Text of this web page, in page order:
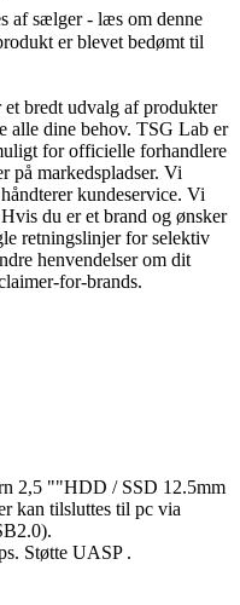
af sælger - læs om denne
er blevet bedømt til
bredt udvalg af produkter
dine behov. TSG Lab er
for officielle forhandlere
på markedspladser. Vi
kundeservice. Vi
du er et brand og ønsker
retningslinjer for selektiv
henvendelser om dit
for-brands.
2,5 ""HDD / SSD 12.5mm
kan tilsluttes til pc via
Støtte UASP .